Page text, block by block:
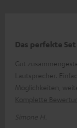
Das perfekte Set
Gut
Lautsprecher.
Möglichkeiten,
Komplette
Simone H.